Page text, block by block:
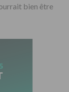
bien être